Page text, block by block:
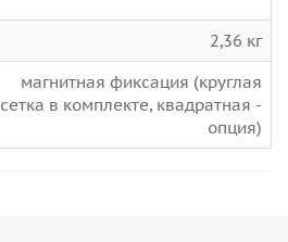
2,36 кг
магнитная фиксация (круглая
сетка в комплекте, квадратная -
опция)